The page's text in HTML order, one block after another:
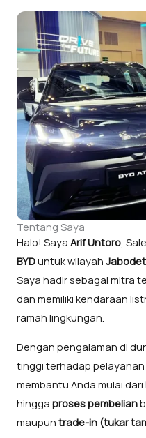
Tentang Saya
Halo! Saya Arif Untoro,
BYDuntuk wilayah
Saya hadir sebagai mitra
dan memiliki kendaraan
ramah lingkungan.
Dengan pengalaman di
tinggi terhadap
membantu Anda mulai dari
hingga proses pembelian
maupun trade-in (tukar